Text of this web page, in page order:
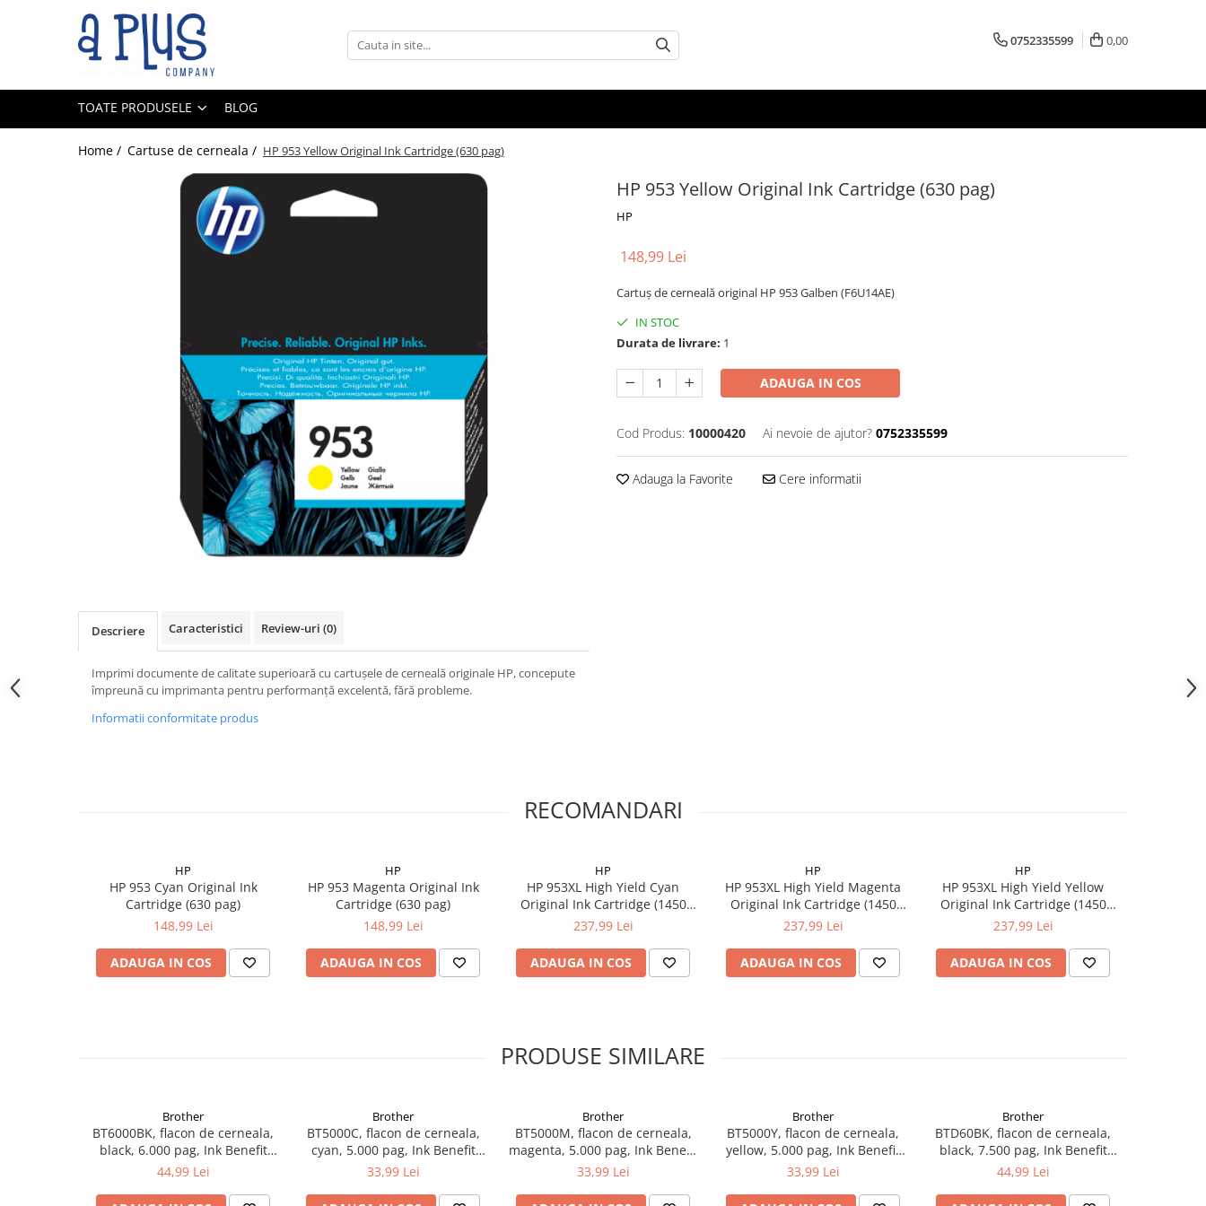
Toate Produsele
Cartuse toner
0752335599 0,00
TOATE PRODUSELE BLOG
Home / Cartuse de cerneala / HP 953 Yellow Original Ink Cartridge (630 pag)
HP 953 Yellow Original Ink Cartridge (630 pag)
HP
148,99 Lei
Cartuş de cerneală original HP 953 Galben (F6U14AE)
IN STOC
Durata de livrare: 1
ADAUGA IN COS
Cod Produs: 10000420 Ai nevoie de ajutor? 0752335599
Adauga la Favorite Cere informatii
Descriere Caracteristici Review-uri (0)
Imprimi documente de calitate superioară cu cartuşele de cerneală originale HP, concepute
împreună cu imprimanta pentru performanţă excelentă, fără probleme.
Informatii conformitate produs
RECOMANDARI
HP
HP 953 Cyan Original Ink
Cartridge (630 pag)
148,99 Lei
ADAUGA IN COS
HP
HP 953 Magenta Original Ink
Cartridge (630 pag)
148,99 Lei
ADAUGA IN COS
HP
HP 953XL High Yield Cyan
Original Ink Cartridge (1450
pag)
237,99 Lei
ADAUGA IN COS
HP
HP 953XL High Yield Magenta
Original Ink Cartridge (1450
pag)
237,99 Lei
ADAUGA IN COS
HP
HP 953XL High Yield Yellow
Original Ink Cartridge (1450
pag)
237,99 Lei
ADAUGA IN COS
PRODUSE SIMILARE
Brother
BT6000BK, flacon de cerneala,
black, 6.000 pag, Ink Benefit
DCP-T300/T500W/T700W
44,99 Lei
Brother
BT5000C, flacon de cerneala,
cyan, 5.000 pag, Ink Benefit
DCP-T300/T500W/T700W
33,99 Lei
Brother
BT5000M, flacon de cerneala,
magenta, 5.000 pag, Ink Benefit
DCP-T300/T500W/T700W
33,99 Lei
Brother
BT5000Y, flacon de cerneala,
yellow, 5.000 pag, Ink Benefit
DCP-T300/T500W/T700W
33,99 Lei
Brother
BTD60BK, flacon de cerneala,
black, 7.500 pag, Ink Benefit
DCP-T310/T510W/T710W, MFC-
44,99 Lei